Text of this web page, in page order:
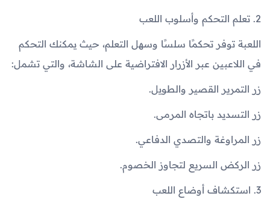
2. تعلم التحكم وأسلوب اللعب
اللعبة توفر تحكمًا سلسًا وسهل التعلم، حيث يمكنك التحكم
في اللاعبين عبر الأزرار الافتراضية على الشاشة، والتي تشمل:
زر التمرير القصير والطويل.
زر التسديد باتجاه المرمى.
زر المراوغة والتصدي الدفاعي.
زر الركض السريع لتجاوز الخصوم.
3. استكشاف أوضاع اللعب